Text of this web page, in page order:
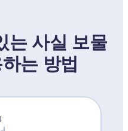
는 사실 보물
는 방법